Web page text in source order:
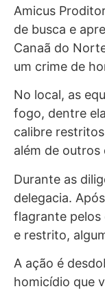
Amicus
de busca e
Canaã do
um crime de
No local, as
fogo, dentre
calibre
além de
Durante as
delegacia.
flagrante pelos
e restrito,
A ação é
homicídio que